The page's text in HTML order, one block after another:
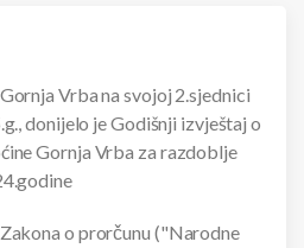
Vrba na svojoj 2.sjednici
donijelo je Godišnji izvještaj o
Gornja Vrba za razdoblje
o prorčunu ("Narodne